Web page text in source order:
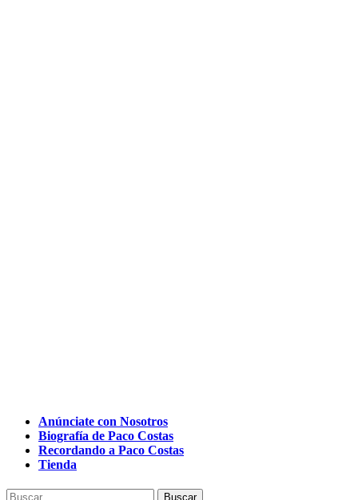
Anúnciate con Nosotros
Biografía de Paco Costas
Recordando a Paco Costas
Tienda
Buscar: